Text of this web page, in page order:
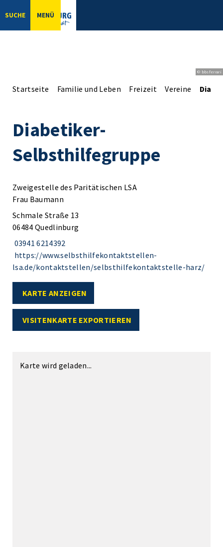
SUCHE MENÜ
© bbsferrari
Startseite Familie und Leben Freizeit Vereine
Diabetiker-
Selbsthilfegruppe
Zweigestelle des Paritätischen LSA
Frau Baumann
Schmale Straße 13
06484 Quedlinburg
03941 6214392
https://www.selbsthilfekontaktstellen-
lsa.de/kontaktstellen/selbsthilfekontaktstelle-harz/
KARTE ANZEIGEN
VISITENKARTE EXPORTIEREN
Karte wird geladen...